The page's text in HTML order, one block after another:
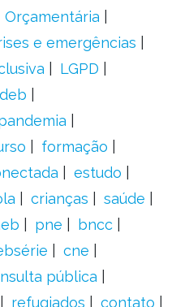
Orçamentária
e emergências
LGPD
formação
estudo
crianças
saúde
pne
bncc
cne
pública
refugiados contato